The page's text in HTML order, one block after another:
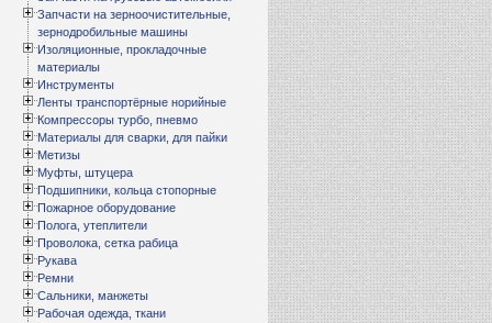
Запчасти на зерноочистительные,
зернодробильные машины
Изоляционные, прокладочные
материалы
Инструменты
Ленты транспортёрные норийные
Компрессоры турбо, пневмо
Материалы для сварки, для пайки
Метизы
Муфты, штуцера
Подшипники, кольца стопорные
Пожарное оборудование
Полога, утеплители
Проволока, сетка рабица
Рукава
Ремни
Сальники, манжеты
Рабочая одежда, ткани